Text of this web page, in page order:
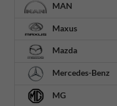
MAN
Maxus
Mazda
Mercedes-Benz
MG